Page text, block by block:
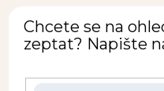
Chcete se na
zeptat? Napište